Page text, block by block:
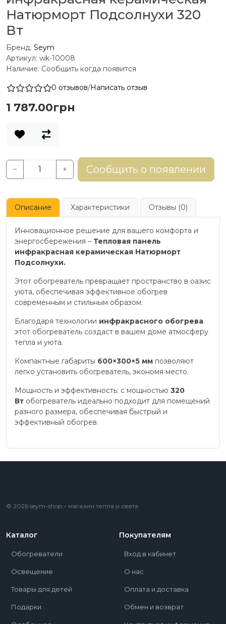
Натюрморт Подсолнухи 320
Вт
Бренд: Seym
Артикул: wk-10008
Наличие: Сообщить когда появится
0 отзывов/Написать отзыв
1 787.00грн
− + Сообщить о появлении
Описание Характеристики Отзывы (0)
Инновационное решение для вашего комфорта и
энергосбережения – Тепловая панель
инфракрасная керамическая Натюрморт
Подсолнухи.
Этот обогреватель превращает пространство в оазис
уюта, обеспечивая эффективное обогрев
современным и стильным образом.
Благодаря технологии инфракрасного обогрева
этот обогреватель создаст в вашем доме атмосферу
тепла и уюта.
Компактные габариты 600×300×5 мм позволяют
легко установить обогреватель, экономя место.
Мощность и эффективность: с мощностью 320
Вт обогреватель идеально подходит для помещений
разного размера, обеспечивая быстрый и
эффективный обогрев.
© 2026 seym-shop – магазин тепла и света
Каталог
Обогреватели
Освещение
Товары для детей
Подарки
Покупателям
Вход в кабинет
О нас
Оплата и доставка
Обмен и возврат